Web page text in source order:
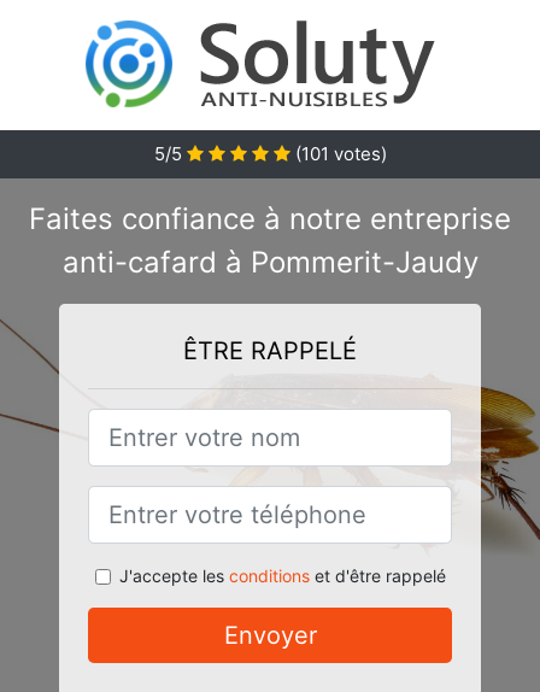
5/5 (101 votes)
Faites confiance à notre entreprise
anti-cafard à Pommerit-Jaudy
ÊTRE RAPPELÉ
J'accepte les conditionset d'être rappelé
Envoyer